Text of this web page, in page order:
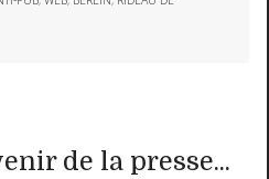
de la presse...